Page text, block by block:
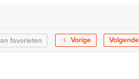
Vorige
Volgende
favorieten